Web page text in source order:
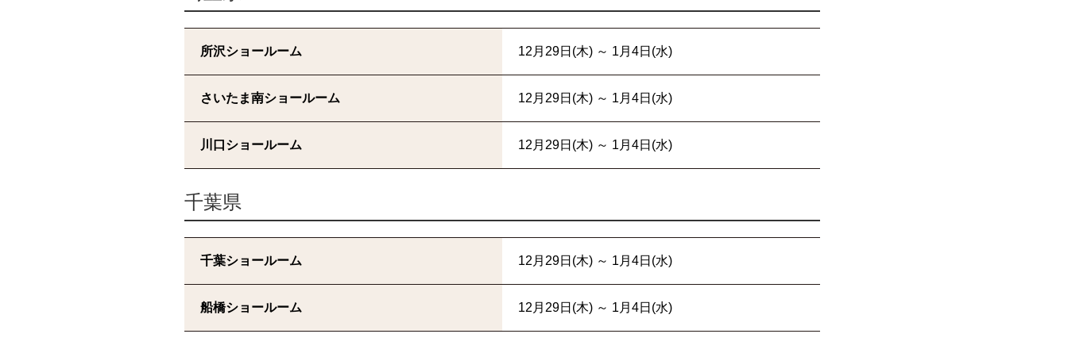
所沢ショールーム 12月29日(木) ～ 1月4日(水)
さいたま南ショールーム 12月29日(木) ～ 1月4日(水)
川口ショールーム 12月29日(木) ～ 1月4日(水)
千葉県
千葉ショールーム 12月29日(木) ～ 1月4日(水)
船橋ショールーム 12月29日(木) ～ 1月4日(水)